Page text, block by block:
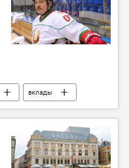
вклады